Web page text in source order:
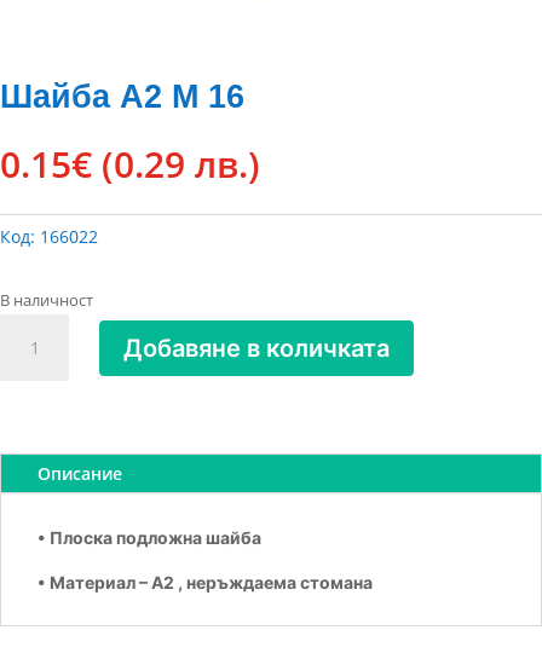
Шайба А2 М 16
0.15€ (0.29 лв.)
Код: 166022
В наличност
Добавяне в количката
Описание
• Плоска подложна шайба
• Материал – А2 , неръждаема стомана